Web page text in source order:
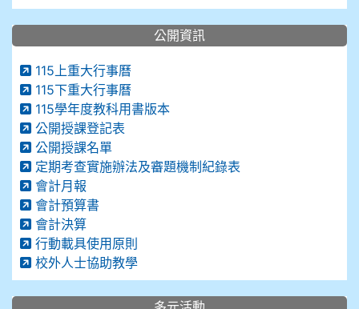
公開資訊
115上重大行事曆
115下重大行事曆
115學年度教科用書版本
公開授課登記表
公開授課名單
定期考查實施辦法及審題機制紀錄表
會計月報
會計預算書
會計決算
行動載具使用原則
校外人士協助教學